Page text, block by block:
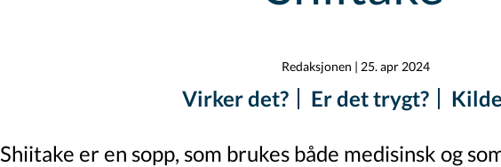
Redaksjonen | 25. apr 2024
Virker det? Er det trygt?
Shiitake er en sopp, som brukes både medisinsk og